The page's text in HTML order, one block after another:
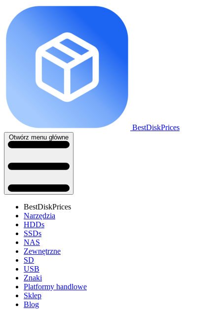
BestDiskPrices
Otwórz menu główne
BestDiskPrices
Narzędzia
HDDs
SSDs
NAS
Zewnętrzne
SD
USB
Znaki
Platformy handlowe
Sklep
Blog